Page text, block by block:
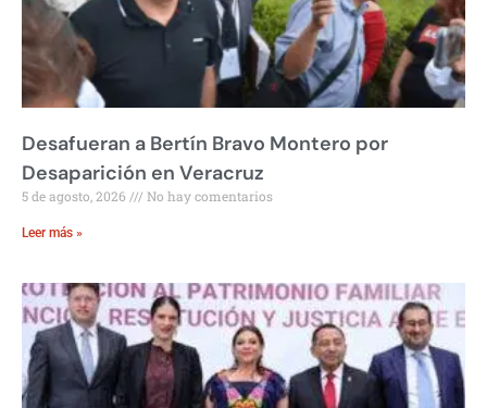
Desafueran a Bertín Bravo Montero por
Desaparición en Veracruz
5 de agosto, 2026 No hay comentarios
Leer más »